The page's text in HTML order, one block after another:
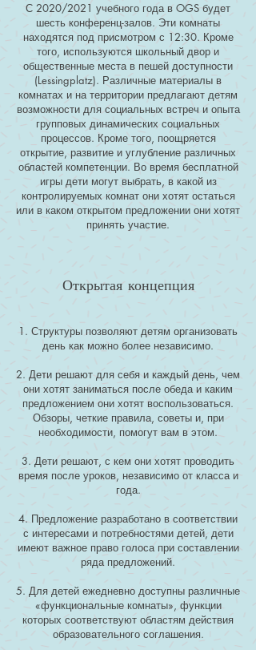
С 2020/2021 учебного года в OGS будет
шесть конференц-залов. Эти комнаты
находятся под присмотром с 12:30. Кроме
того, используются школьный двор и
общественные места в пешей доступности
(Lessingplatz). Различные материалы в
комнатах и на территории предлагают детям
возможности для социальных встреч и опыта
групповых динамических социальных
процессов. Кроме того, поощряется
открытие, развитие и углубление различных
областей компетенции. Во время бесплатной
игры дети могут выбрать, в какой из
контролируемых комнат они хотят остаться
или в каком открытом предложении они хотят
принять участие.
Открытая концепция
1. Структуры позволяют детям организовать
день как можно более независимо.
2. Дети решают для себя и каждый день, чем
они хотят заниматься после обеда и каким
предложением они хотят воспользоваться.
Обзоры, четкие правила, советы и, при
необходимости, помогут вам в этом.
3. Дети решают, с кем они хотят проводить
время после уроков, независимо от класса и
года.
4. Предложение разработано в соответствии
с интересами и потребностями детей, дети
имеют важное право голоса при составлении
ряда предложений.
5. Для детей ежедневно доступны различные
«функциональные комнаты», функции
которых соответствуют областям действия
образовательного соглашения.